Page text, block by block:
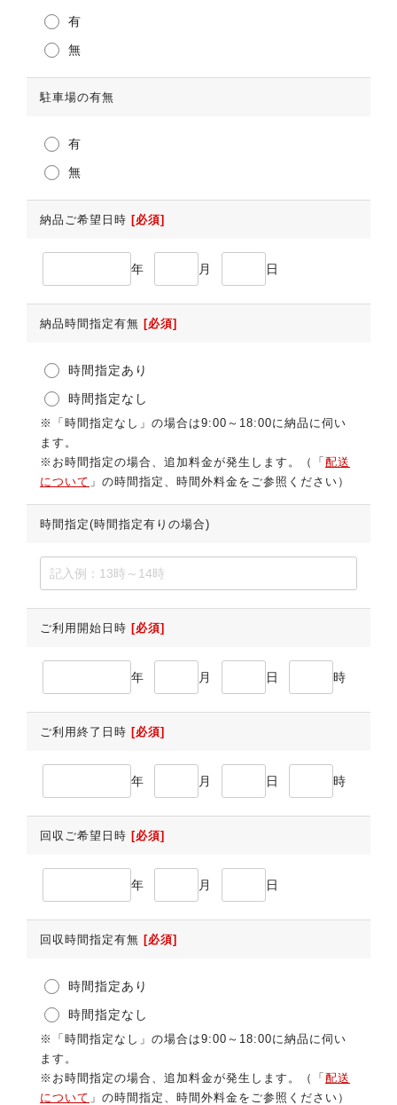
有
無
駐車場の有無
有
無
納品ご希望日時 [必須]
年 月 日
納品時間指定有無 [必須]
時間指定あり
時間指定なし
※「時間指定なし」の場合は9:00～18:00に納品に伺い
ます。
※お時間指定の場合、追加料金が発生します。（「 配送
について 」の時間指定、時間外料金をご参照ください）
時間指定(時間指定有りの場合)
ご利用開始日時 [必須]
年 月 日 時
ご利用終了日時 [必須]
年 月 日 時
回収ご希望日時 [必須]
年 月 日
回収時間指定有無 [必須]
時間指定あり
時間指定なし
※「時間指定なし」の場合は9:00～18:00に納品に伺い
ます。
※お時間指定の場合、追加料金が発生します。（「 配送
について 」の時間指定、時間外料金をご参照ください）